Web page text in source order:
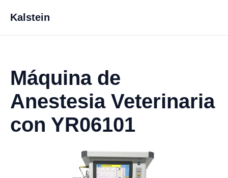
Kalstein
Máquina de
Anestesia Veterinaria
con YR06101